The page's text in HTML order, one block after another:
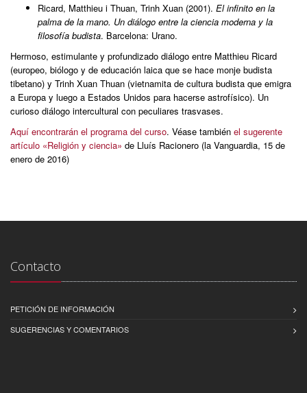
Ricard, Matthieu i Thuan, Trinh Xuan (2001). El infinito en la
palma de la mano. Un diálogo entre la ciencia moderna y la
filosofía budista. Barcelona: Urano.
Hermoso, estimulante y profundizado diálogo entre Matthieu Ricard
(europeo, biólogo y de educación laica que se hace monje budista
tibetano) y Trinh Xuan Thuan (vietnamita de cultura budista que emigra
a Europa y luego a Estados Unidos para hacerse astrofísico). Un
curioso diálogo intercultural con peculiares trasvases.
Aquí encontrarán el programa del curso. Véase también el sugerente
artículo «Religión y ciencia» de Lluís Racionero (la Vanguardia, 15 de
enero de 2016)
Contacto
PETICIÓN DE INFORMACIÓN
SUGERENCIAS Y COMENTARIOS